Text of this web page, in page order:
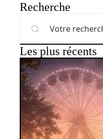
Recherche
Les plus récents